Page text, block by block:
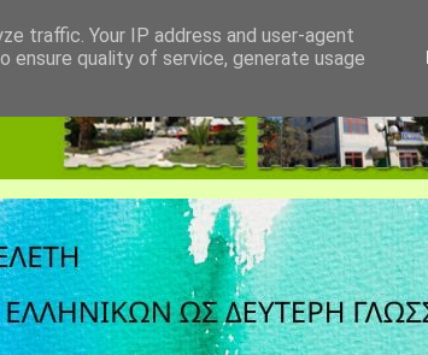
traffic. Your IP address and user-agent
ensure quality of service, generate usage